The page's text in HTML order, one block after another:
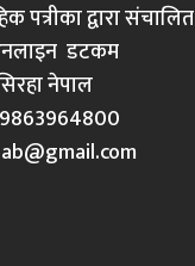
पत्रीका द्वारा संचालित
डटकम
नेपाल